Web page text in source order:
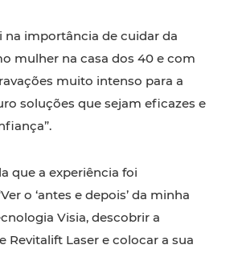
na importância de cuidar da
mulher na casa dos 40 e com
muito intenso para a
soluções que sejam eficazes e
que a experiência foi
o ‘antes e depois’ da minha
Visia, descobrir a
Revitalift Laser e colocar a sua